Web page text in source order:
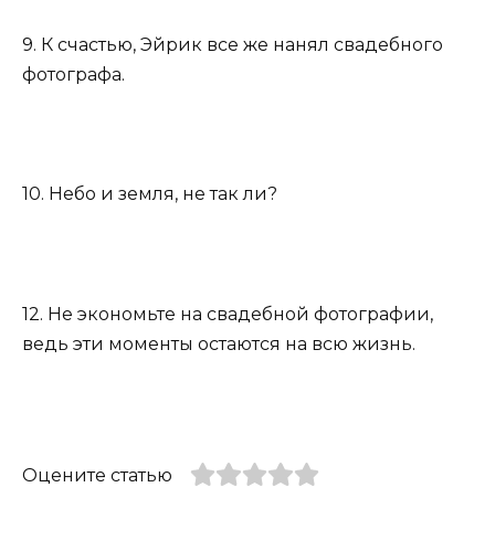
9. К счастью, Эйрик все же нанял свадебного
фотографа.
10. Небо и земля, не так ли?
12. Не экономьте на свадебной фотографии,
ведь эти моменты остаются на всю жизнь.
Оцените статью